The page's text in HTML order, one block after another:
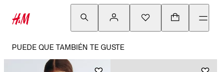
PUEDE QUE TAMBIÉN TE GUSTE